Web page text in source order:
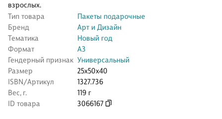
взрослых.
Тип товара
Пакеты подарочные
Бренд
Арт и Дизайн
Тематика
Новый год
Формат
А3
Гендерный признак Универсальный
Размер
25x50x40
ISBN/Артикул
1327.736
Вес, г.
119 г
ID товара
3066167